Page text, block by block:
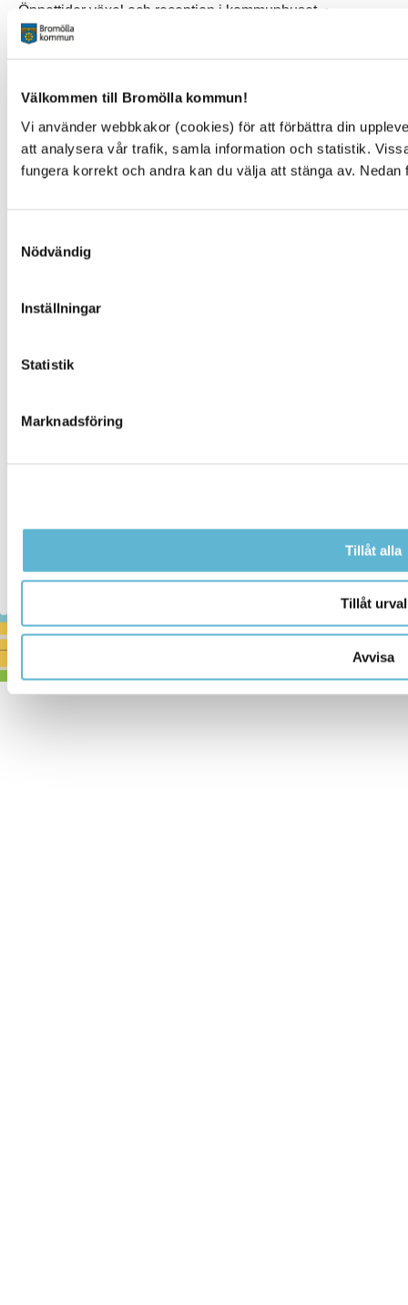
Välkommen till Bromölla kommun!
Vi använder webbkakor (cookies) för att förbättra din
att analysera vår trafik, samla information och statistik.
fungera korrekt och andra kan du välja att stänga av. Nedan
Nödvändig
Inställningar
Statistik
Marknadsföring
Tillåt alla
Tillåt urval
Avvisa
Öppettider växel och reception i kommunhuset
Anslagstavla
Visselblåsarfunktion
Blankettsamling
E-tjänster
E-förslag
Facebook
Senast ändrat på webbplatsen